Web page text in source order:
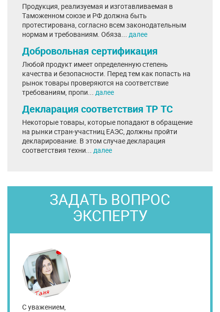
Продукция, реализуемая и изготавливаемая в
Таможенном союзе и РФ должна быть
протестирована, согласно всем законодательным
нормам и требованиям. Обяза... далее
Добровольная сертификация
Любой продукт имеет определенную степень
качества и безопасности. Перед тем как попасть на
рынок товары проверяются на соответствие
требованиям, пропи... далее
Декларация соответствия ТР ТС
Некоторые товары, которые попадают в обращение
на рынки стран-участниц ЕАЭС, должны пройти
декларирование. В этом случае декларация
соответствия техни... далее
ЗАДАТЬ ВОПРОС
ЭКСПЕРТУ
С уважением,